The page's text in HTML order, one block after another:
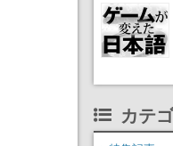
カテ